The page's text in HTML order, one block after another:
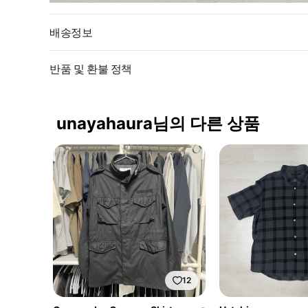
배송정보
반품 및 환불 정책
unayahaura님의 다른 상품
12